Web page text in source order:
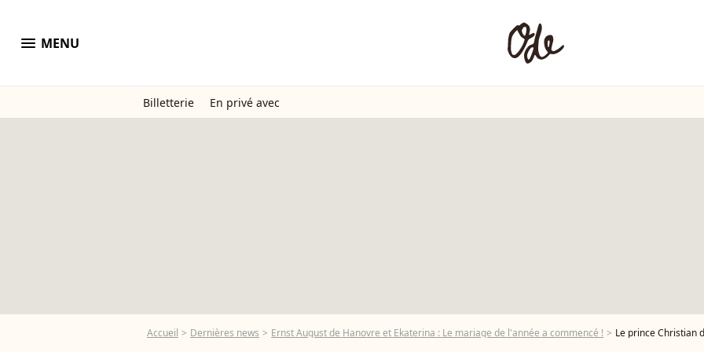
menu MENU
Billetterie En privé avec
Accueil Dernières news Ernst August de Hanovre et Ekaterina : Le mariage de l'année a commencé ! Le prince Christian de Hanovre, Ekaterina Malysheva, le prince Ernst August de